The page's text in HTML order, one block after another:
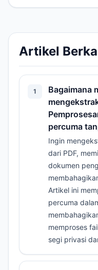
Artikel
1
Bagaimana
percuma
Ingin
dari PDF,
dokumen
Artikel ini
percuma
memproses
segi privasi